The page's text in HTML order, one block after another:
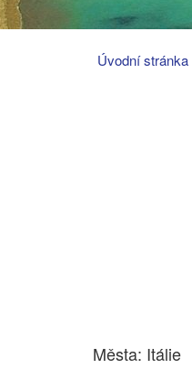
Úvodní stránka
Města: Itálie